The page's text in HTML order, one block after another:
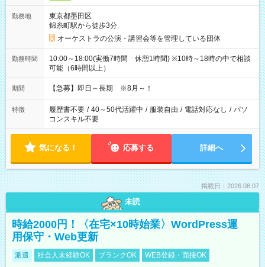
勤務地
東京都墨田区
錦糸町駅から徒歩3分
オーケストラの公演・講習会等を管理している団体
勤務時間
10:00～18:00(実働7時間 休憩1時間) ※10時～18時の中で相談
可能（6時間以上）
期間 【急募】即日～長期 ※8月～！
特徴 履歴書不要 / 40～50代活躍中 / 服装自由 / 電話対応なし / パソ
コンスキル不要
気になる！ 応募する 詳細へ
掲載日：2026.08.07
未読
時給2000円！〈在宅×10時始業〉WordPress運
用保守・Web更新
派遣 社会人未経験OK ブランクOK WEB登録・面接OK